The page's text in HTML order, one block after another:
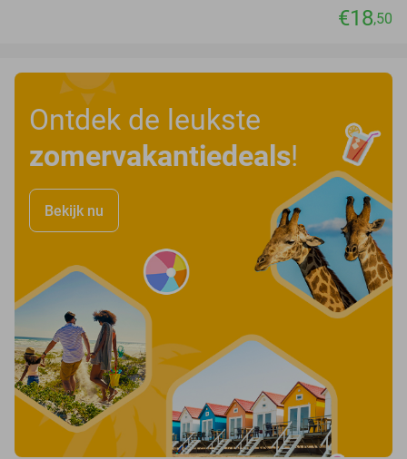
€18,50
Ontdek de leukste
zomervakantiedeals!
Bekijk nu